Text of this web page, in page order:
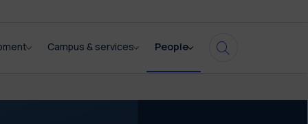
Campus & services People